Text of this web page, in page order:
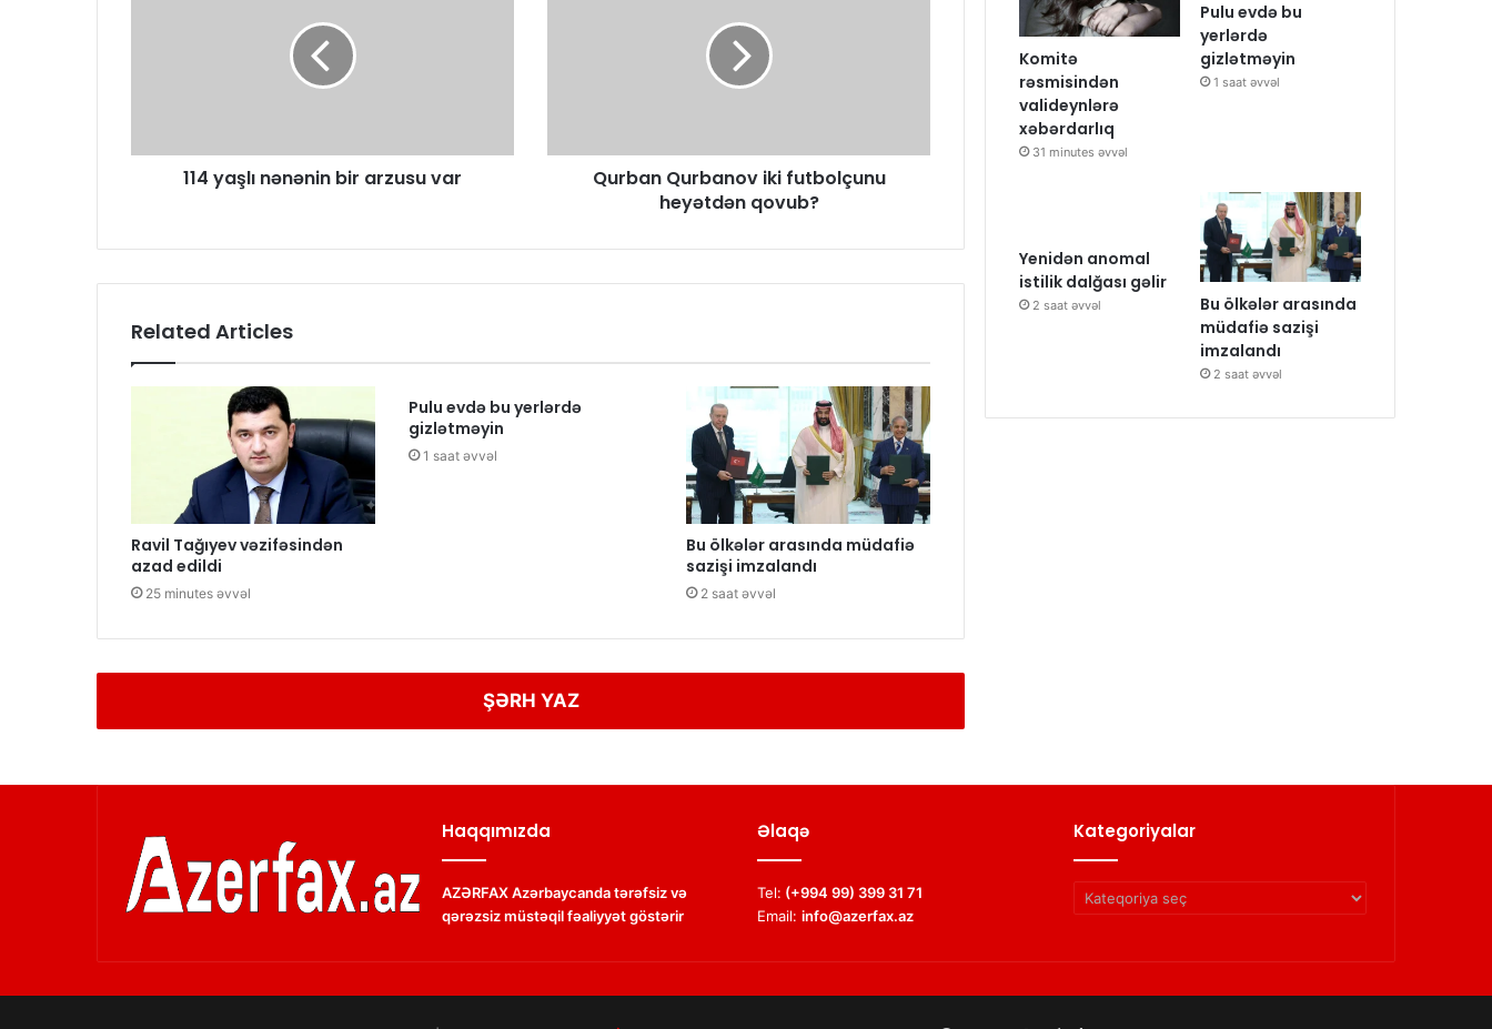
114 yaşlı nənənin bir arzusu var
Qurban Qurbanov iki futbolçunu
heyətdən qovub?
Related Articles
Ravil Tağıyev vəzifəsindən
azad edildi
25 minutes əvvəl
Pulu evdə bu yerlərdə
gizlətməyin
1 saat əvvəl
Bu ölkələr arasında müdafiə
sazişi imzalandı
2 saat əvvəl
ŞƏRH YAZ
Komitə
rəsmisindən
valideynlərə
xəbərdarlıq
31 minutes əvvəl
Pulu evdə bu
yerlərdə
gizlətməyin
1 saat əvvəl
Yenidən anomal
istilik dalğası gəlir
2 saat əvvəl
Bu ölkələr arasında
müdafiə sazişi
imzalandı
2 saat əvvəl
Haqqımızda
AZƏRFAX Azərbaycanda tərəfsiz və
qərəzsiz müstəqil fəaliyyət göstərir
Əlaqə
Tel: (+994 99) 399 31 71
Email: info@azerfax.az
Kategoriyalar
Kategoriyalar